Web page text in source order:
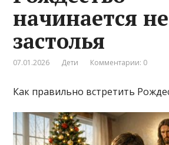
начинается
застолья
07.01.2026 Дети Комментарии: 0
Как правильно встретить